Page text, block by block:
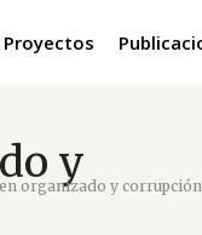
Proyectos
y
organizado y corrupción